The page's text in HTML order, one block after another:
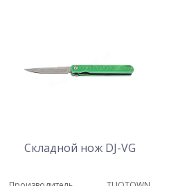
Складной нож DJ-VG